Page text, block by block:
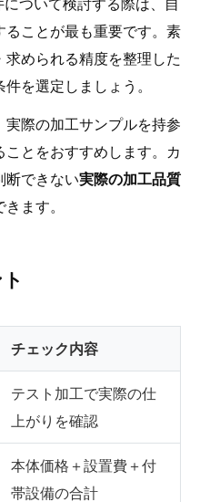
ことが最も重要です。素
められる精度を整理した
を選定しましょう。
際の加工サンプルを持参
とをおすすめします。カ
断できない実際の加工品質
ます。
チェック内容
テスト加工で実際の仕
上がりを確認
本体価格＋設置費＋付
帯設備の合計